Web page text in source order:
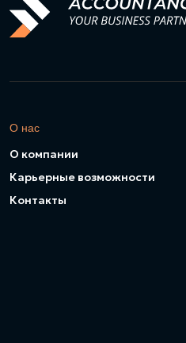
О нас
О компании
Карьерные возможности
Контакты